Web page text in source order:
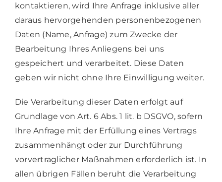
kontaktieren, wird Ihre Anfrage inklusive aller
daraus hervorgehenden personenbezogenen
Daten (Name, Anfrage) zum Zwecke der
Bearbeitung Ihres Anliegens bei uns
gespeichert und verarbeitet. Diese Daten
geben wir nicht ohne Ihre Einwilligung weiter.
Die Verarbeitung dieser Daten erfolgt auf
Grundlage von Art. 6 Abs. 1 lit. b DSGVO, sofern
Ihre Anfrage mit der Erfüllung eines Vertrags
zusammenhängt oder zur Durchführung
vorvertraglicher Maßnahmen erforderlich ist. In
allen übrigen Fällen beruht die Verarbeitung